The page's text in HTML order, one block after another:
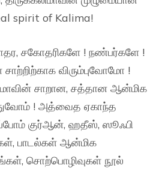
spirit of Kalima!
சகோதரிகளே ! நண்பர்களே !
விரும்புவோமோ !
சாறான, சத்தான ஆன்மிக
! அத்வைத ஏகாந்த
குர்ஆன், ஹதீஸ், ஸூஃபி
பாடல்கள் ஆன்மிக
சொற்பொழிவுகள் நூல்